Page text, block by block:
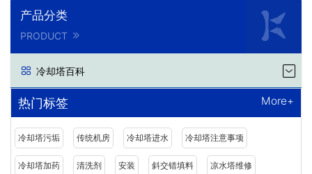
产品分类
PRODUCT
冷却塔百科
热门标签 More+
冷却塔污垢 传统机房 冷却塔进水 冷却塔注意事项
冷却塔加药 清洗剂 安装 斜交错填料 凉水塔维修